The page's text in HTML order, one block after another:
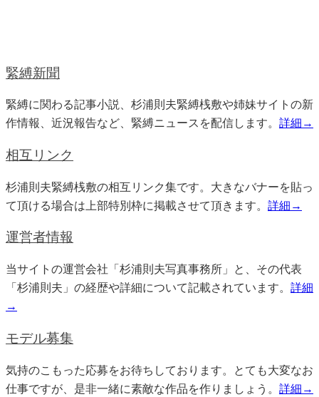
緊縛新聞
緊縛に関わる記事小説、杉浦則夫緊縛桟敷や姉妹サイトの新
作情報、近況報告など、緊縛ニュースを配信します。 詳細→
相互リンク
杉浦則夫緊縛桟敷の相互リンク集です。大きなバナーを貼っ
て頂ける場合は上部特別枠に掲載させて頂きます。 詳細→
運営者情報
当サイトの運営会社「杉浦則夫写真事務所」と、その代表
「杉浦則夫」の経歴や詳細について記載されています。 詳細
→
モデル募集
気持のこもった応募をお待ちしております。とても大変なお
仕事ですが、是非一緒に素敵な作品を作りましょう。 詳細→